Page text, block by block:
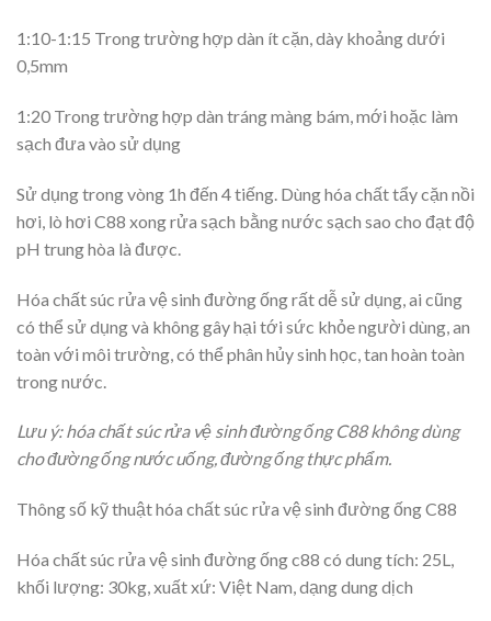
1:10-1:15 Trong trường hợp dàn ít cặn, dày khoảng dưới
0,5mm
1:20 Trong trường hợp dàn tráng màng bám, mới hoặc làm
sạch đưa vào sử dụng
Sử dụng trong vòng 1h đến 4 tiếng. Dùng hóa chất tẩy cặn nồi
hơi, lò hơi C88 xong rửa sạch bằng nước sạch sao cho đạt độ
pH trung hòa là được.
Hóa chất súc rửa vệ sinh đường ống rất dễ sử dụng, ai cũng
có thể sử dụng và không gây hại tới sức khỏe người dùng, an
toàn với môi trường, có thể phân hủy sinh học, tan hoàn toàn
trong nước.
Lưu ý: hóa chất súc rửa vệ sinh đường ống C88 không dùng
cho đường ống nước uống, đường ống thực phẩm.
Thông số kỹ thuật hóa chất súc rửa vệ sinh đường ống C88
Hóa chất súc rửa vệ sinh đường ống c88 có dung tích: 25L,
khối lượng: 30kg, xuất xứ: Việt Nam, dạng dung dịch